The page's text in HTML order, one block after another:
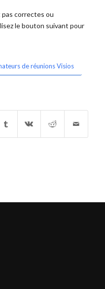
correctes ou
le bouton suivant pour
de réunions Visios